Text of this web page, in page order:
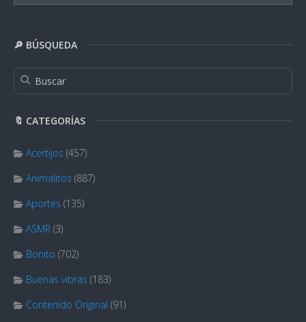
🔎 BÚSQUEDA
🔖 CATEGORÍAS
Acertijos (457)
Animalitos (887)
Aportes (135)
ASMR (3)
Bonito (702)
Buenas vibras (183)
Contenido Original (91)